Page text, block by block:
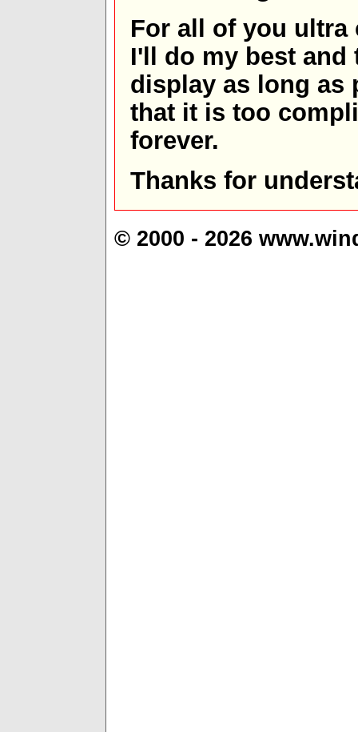
For all of you ultra
I'll do my best and
display as long as
that it is too
forever.
Thanks for
© 2000 - 2026